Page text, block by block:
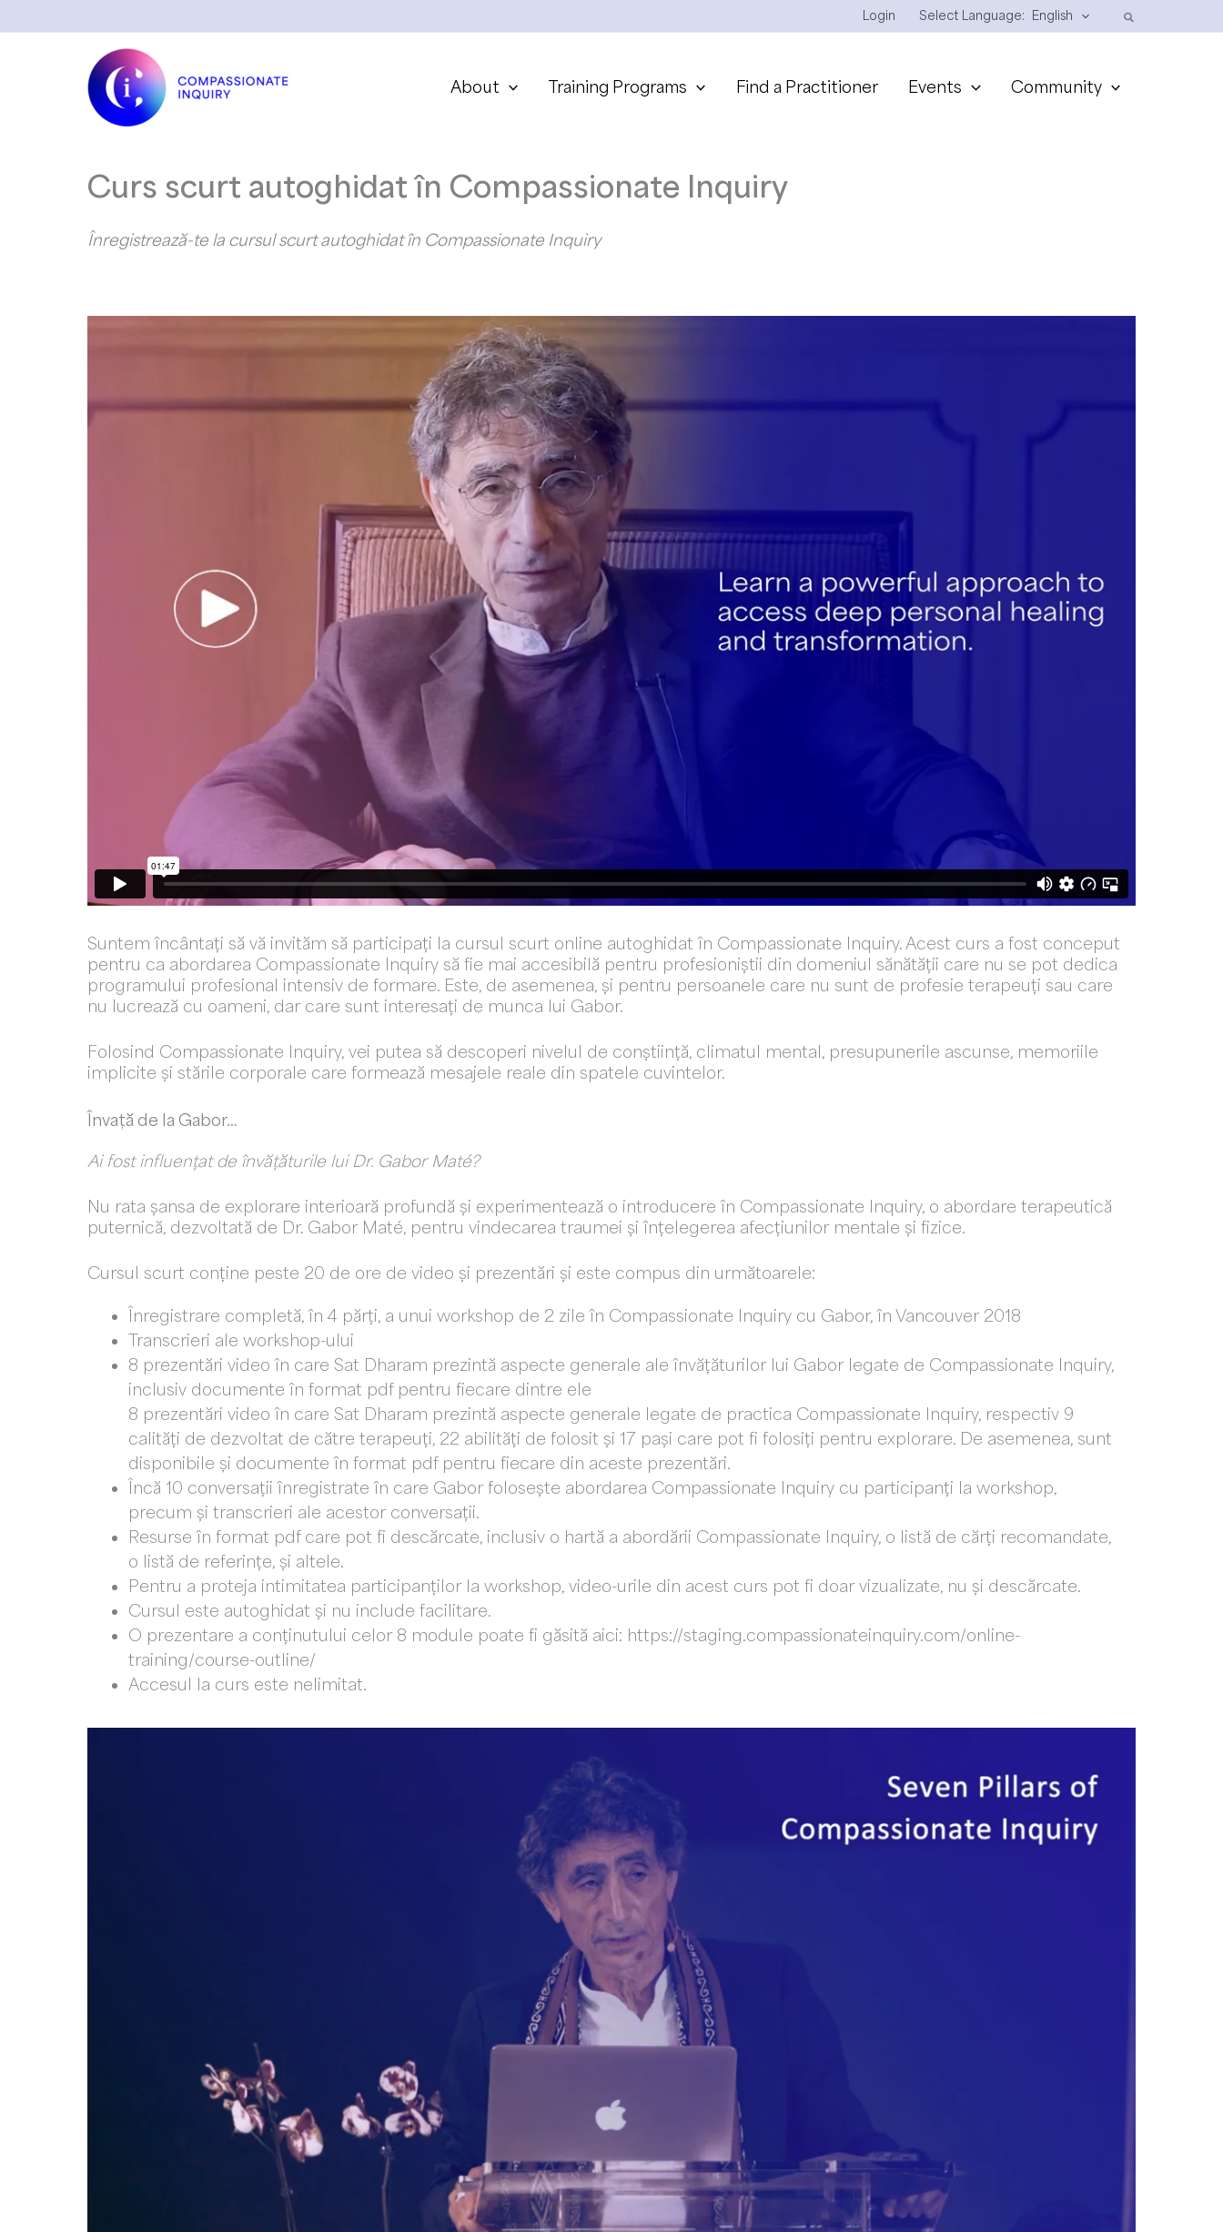
Login Select Language: English
About Training Programs Find a Practitioner Events Community
Curs scurt autoghidat în Compassionate Inquiry
Înregistrează-te la cursul scurt autoghidat în Compassionate Inquiry
Suntem încântați să vă invităm să participați la cursul scurt online autoghidat în Compassionate Inquiry. Acest curs a fost conceput
pentru ca abordarea Compassionate Inquiry să fie mai accesibilă pentru profesioniștii din domeniul sănătății care nu se pot dedica
programului profesional intensiv de formare. Este, de asemenea, și pentru persoanele care nu sunt de profesie terapeuți sau care
nu lucrează cu oameni, dar care sunt interesați de munca lui Gabor.
Folosind Compassionate Inquiry, vei putea să descoperi nivelul de conștiință, climatul mental, presupunerile ascunse, memoriile
implicite și stările corporale care formează mesajele reale din spatele cuvintelor.
Învață de la Gabor…
Ai fost influențat de învățăturile lui Dr. Gabor Maté?
Nu rata șansa de explorare interioară profundă și experimentează o introducere în Compassionate Inquiry, o abordare terapeutică
puternică, dezvoltată de Dr. Gabor Maté, pentru vindecarea traumei și înțelegerea afecțiunilor mentale și fizice.
Cursul scurt conține peste 20 de ore de video și prezentări și este compus din următoarele:
Înregistrare completă, în 4 părți, a unui workshop de 2 zile în Compassionate Inquiry cu Gabor, în Vancouver 2018
Transcrieri ale workshop-ului
8 prezentări video în care Sat Dharam prezintă aspecte generale ale învățăturilor lui Gabor legate de Compassionate Inquiry,
inclusiv documente în format pdf pentru fiecare dintre ele
8 prezentări video în care Sat Dharam prezintă aspecte generale legate de practica Compassionate Inquiry, respectiv 9
calități de dezvoltat de către terapeuți, 22 abilități de folosit și 17 pași care pot fi folosiți pentru explorare. De asemenea, sunt
disponibile și documente în format pdf pentru fiecare din aceste prezentări.
Încă 10 conversații înregistrate în care Gabor folosește abordarea Compassionate Inquiry cu participanți la workshop,
precum și transcrieri ale acestor conversații.
Resurse în format pdf care pot fi descărcate, inclusiv o hartă a abordării Compassionate Inquiry, o listă de cărți recomandate,
o listă de referințe, și altele.
Pentru a proteja intimitatea participanților la workshop, video-urile din acest curs pot fi doar vizualizate, nu și descărcate.
Cursul este autoghidat și nu include facilitare.
O prezentare a conținutului celor 8 module poate fi găsită aici: https://staging.compassionateinquiry.com/online-
training/course-outline/
Accesul la curs este nelimitat.